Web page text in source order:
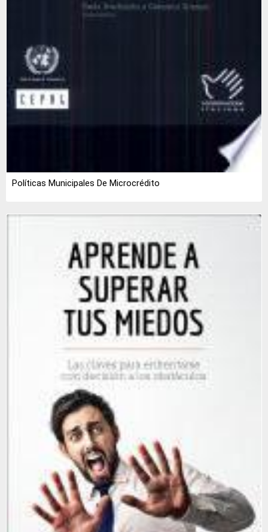
Políticas Municipales De Microcrédito